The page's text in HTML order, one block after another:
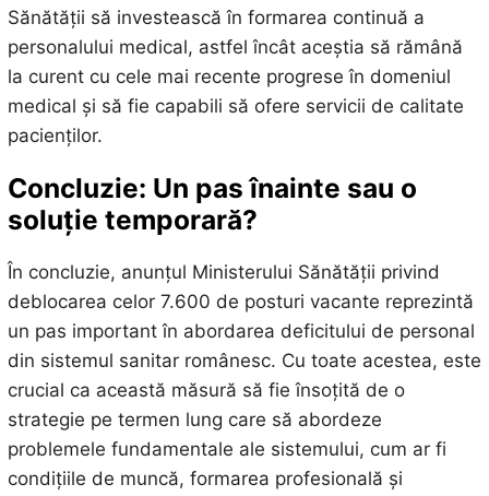
Sănătății să investească în formarea continuă a
personalului medical, astfel încât aceștia să rămână
la curent cu cele mai recente progrese în domeniul
medical și să fie capabili să ofere servicii de calitate
pacienților.
Concluzie: Un pas înainte sau o
soluție temporară?
În concluzie, anunțul Ministerului Sănătății privind
deblocarea celor 7.600 de posturi vacante reprezintă
un pas important în abordarea deficitului de personal
din sistemul sanitar românesc. Cu toate acestea, este
crucial ca această măsură să fie însoțită de o
strategie pe termen lung care să abordeze
problemele fundamentale ale sistemului, cum ar fi
condițiile de muncă, formarea profesională și